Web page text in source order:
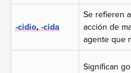
-cidio,-cida
Se refieren
acción de
agente que
Significan